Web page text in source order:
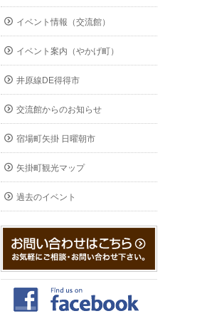
イベント情報（交流館）
イベント案内（やかげ町）
井原線DE得得市
交流館からのお知らせ
宿場町矢掛 日曜朝市
矢掛町観光マップ
過去のイベント